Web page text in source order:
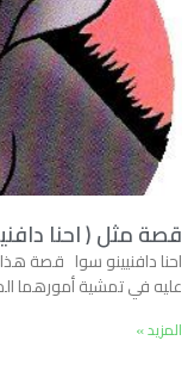
قصة مثل ( احنا
احنا دافنيينو سوا قصة
عليه في تمشية أمورهما
المزيد »